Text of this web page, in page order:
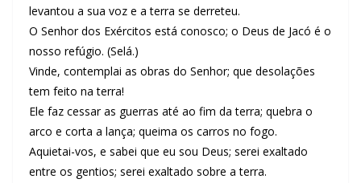
levantou a sua voz e a terra se derreteu.
O Senhor dos Exércitos está conosco; o Deus de Jacó é o
nosso refúgio. (Selá.)
Vinde, contemplai as obras do Senhor; que desolações
tem feito na terra!
Ele faz cessar as guerras até ao fim da terra; quebra o
arco e corta a lança; queima os carros no fogo.
Aquietai-vos, e sabei que eu sou Deus; serei exaltado
entre os gentios; serei exaltado sobre a terra.